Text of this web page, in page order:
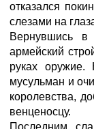
отказался
слезами на
Вернувшись
армейский
руках оружие.
мусульман и
королевства,
венценосцу.
Последним